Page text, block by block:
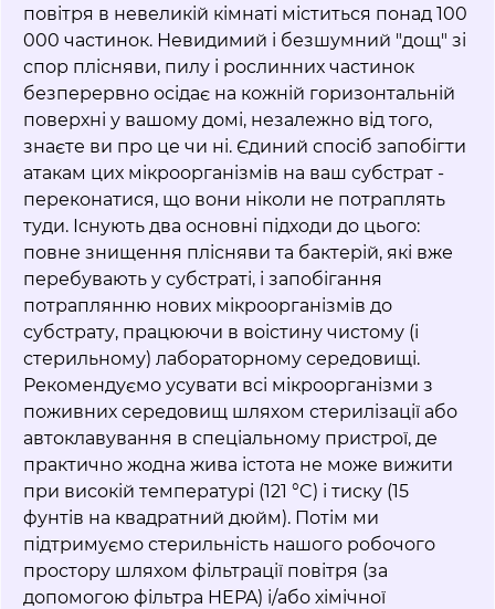
повітря в невеликій кімнаті міститься понад 100
000 частинок. Невидимий і безшумний "дощ" зі
спор плісняви, пилу і рослинних частинок
безперервно осідає на кожній горизонтальній
поверхні у вашому домі, незалежно від того,
знаєте ви про це чи ні. Єдиний спосіб запобігти
атакам цих мікроорганізмів на ваш субстрат -
переконатися, що вони ніколи не потраплять
туди. Існують два основні підходи до цього:
повне знищення плісняви та бактерій, які вже
перебувають у субстраті, і запобігання
потраплянню нових мікроорганізмів до
субстрату, працюючи в воістину чистому (і
стерильному) лабораторному середовищі.
Рекомендуємо усувати всі мікроорганізми з
поживних середовищ шляхом стерилізації або
автоклавування в спеціальному пристрої, де
практично жодна жива істота не може вижити
при високій температурі (121 °C) і тиску (15
фунтів на квадратний дюйм). Потім ми
підтримуємо стерильність нашого робочого
простору шляхом фільтрації повітря (за
допомогою фільтра HEPA) і/або хімічної